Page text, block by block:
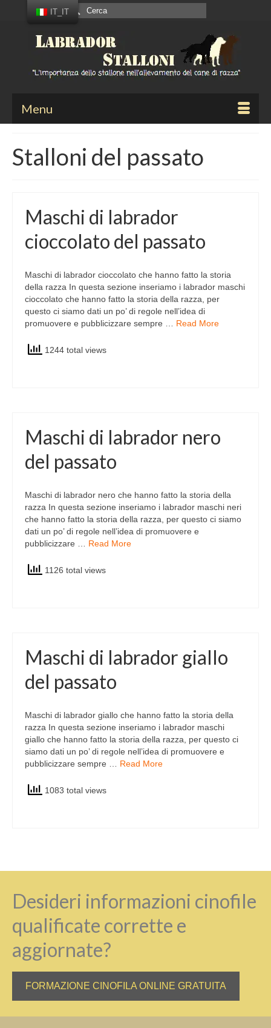
Cerca:
Menu
Stalloni del passato
Maschi di labrador
cioccolato del passato
Maschi di labrador cioccolato che hanno fatto la storia
della razza In questa sezione inseriamo i labrador maschi
cioccolato che hanno fatto la storia della razza, per
questo ci siamo dati un po’ di regole nell’idea di
promuovere e pubblicizzare sempre … Read More
1244 total views
Maschi di labrador nero
del passato
Maschi di labrador nero che hanno fatto la storia della
razza In questa sezione inseriamo i labrador maschi neri
che hanno fatto la storia della razza, per questo ci siamo
dati un po’ di regole nell’idea di promuovere e
pubblicizzare … Read More
1126 total views
Maschi di labrador giallo
del passato
Maschi di labrador giallo che hanno fatto la storia della
razza In questa sezione inseriamo i labrador maschi
giallo che hanno fatto la storia della razza, per questo ci
siamo dati un po’ di regole nell’idea di promuovere e
pubblicizzare sempre … Read More
1083 total views
Desideri informazioni cinofile
qualificate corrette e
aggiornate?
FORMAZIONE CINOFILA ONLINE GRATUITA